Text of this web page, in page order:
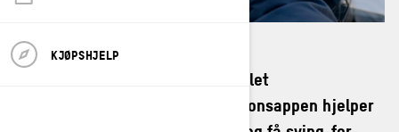
KJØPSHJELP
BRP GO! er din billett til en tilkoblet
kjøreopplevelse. Denne navigasjonsappen hjelper